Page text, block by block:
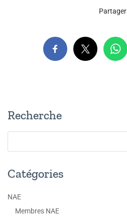
Partager
Recherche
Catégories
NAE
Membres NAE